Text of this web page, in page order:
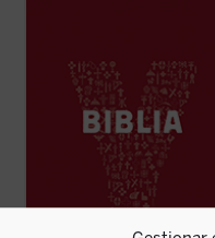
momentos más importantes de la historia
de la salvación.
YouCat Biblia ... (ver ficha)